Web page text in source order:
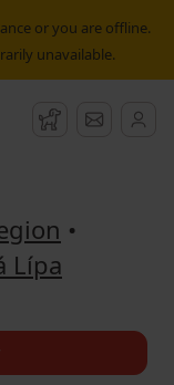
or you are offline.
unavailable.
Watchdog
•
Lípa